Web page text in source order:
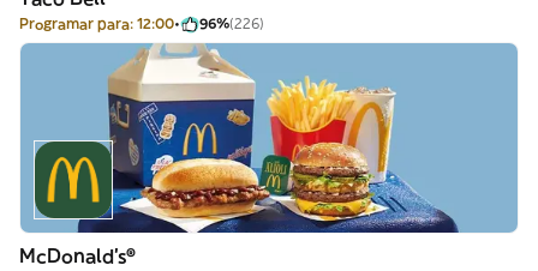
Programar para: 12:00 96%(226)
McDonald's®